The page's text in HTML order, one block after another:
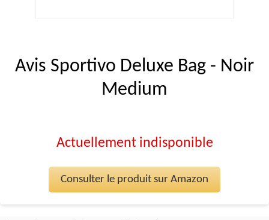
Avis Sportivo Deluxe Bag - Noir
Medium
Actuellement indisponible
Consulter le produit sur Amazon